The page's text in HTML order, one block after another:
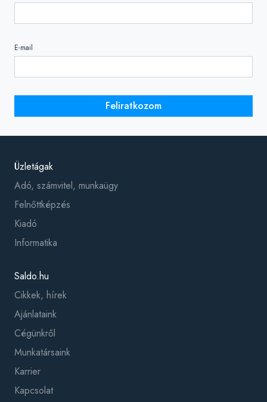
E-mail
Feliratkozom
Üzletágak
Adó, számvitel, munkaügy
Felnőttképzés
Kiadó
Informatika
Saldo.hu
Cikkek, hírek
Ajánlataink
Cégünkről
Munkatársaink
Karrier
Kapcsolat